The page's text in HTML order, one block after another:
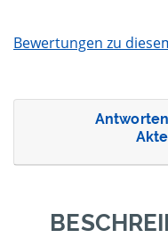
Bewertungen zu